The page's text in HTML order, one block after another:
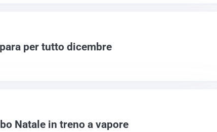
per tutto dicembre
Natale in treno a vapore